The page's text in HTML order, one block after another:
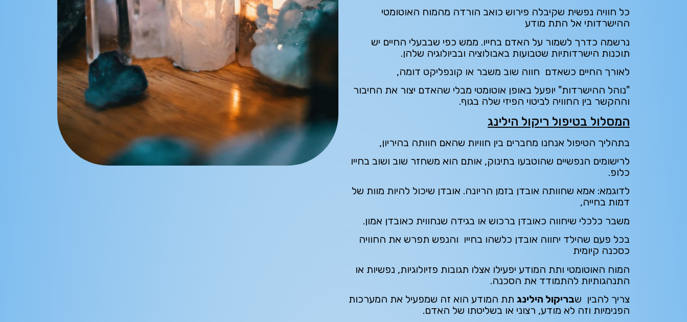
כל חוויה נפשית שקיבלה פירוש כואב הורדה מהמוח האוטומטי
ההישרדותי אל התת מודע
נרשמה כדרך לשמור על האדם בחייו. ממש כפי שבבעלי החיים יש
תוכנות הישרדותיות שטבועות באבולוציה ובביולוגיה שלהן.
לאורך החיים כשאדם חווה שוב משבר או קונפליקט דומה,
"נוהל ההישרדות" יופעל באופן אוטומטי מבלי שהאדם יצור את החיבור
וההקשר בין החוויה לביטוי הפיזי שלה בגוף.
המסלול בטיפול ריקול הילינג
בתהליך הטיפול אנחנו מחברים בין חוויות שהאם חוותה בהיריון,
לרישומים הנפשיים שהוטבעו בתינוק, אותם הוא משחזר שוב ושוב בחייו
כלופ.
לדוגמא: אמא שחוותה אובדן בזמן הריונה. אובדן שיכול להיות מוות של
דמות בחייה,
משבר כלכלי שיחווה כאובדן ברכוש או בגידה שנחווית כאובדן אמון.
בכל פעם שהילד יחווה אובדן כלשהו בחייו והנפש תפרש את החוויה
כסכנה קיומית
המוח האוטומטי ותת המודע יפעילו אצלו תגובות פזיולוגיות, נפשיות או
התנהגותיות להתמודד את הסכנה.
צריך להבין שבריקול הילינג תת המודע הוא זה שמפעיל את המערכות
הפנימיות וזה לא מודע, רצוני או בשליטתו של האדם.